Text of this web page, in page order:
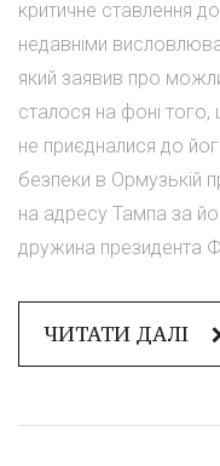
критичне ставлення
недавніми
який заявив про
сталося на фоні
не приєдналися до
безпеки в Ормузькій
на адресу Тампа за
дружина президента
ЧИТАТИ ДАЛІ